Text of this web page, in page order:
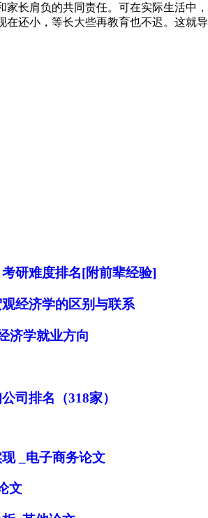
家长肩负的共同责任。可在实际生活中
在还小，等长大些再教育也不迟。这就
研难度排名[附前辈经验]
经济学的区别与联系
济学就业方向
司排名（318家）
_电子商务论文
文